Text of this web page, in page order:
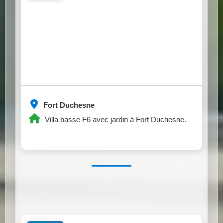
Fort Duchesne
Villa basse F6 avec jardin à Fort Duchesne.